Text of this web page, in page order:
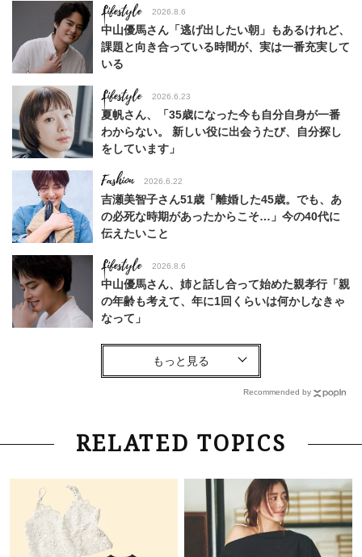
Lifestyle 2026.8.6
中山優馬さん「逃げ出したい朝」もあるけれど、
課題と向き合っている時間が、実は一番充実して
いる
Lifestyle 2026.6.23
夏帆さん、「35歳になった今も自分自身が一番
わからない。 新しい役に出会うたび、自分探し
をしています」
Fashion 2026.6.22
吉瀬美智子さん51歳「離婚した45歳。でも、あ
の必死な時期があったからこそ…」今の40代に
伝えたいこと
Lifestyle 2026.8.6
中山優馬さん、姉と話し合って始めた親孝行「親
の年齢も考えて、年に1回くらいは何かしなきゃ
なって」
Lifestyle
「お若いですね」は褒め言葉？“若い＝美しい”と
Lifestyle 2026.8.6
26年夏の【開運アクション】は”ひと拭き”習
中村ゆりさん「40代になり、やっと“仕事以外の
Recommended by
RELATED TOPICS